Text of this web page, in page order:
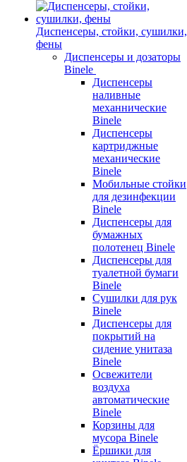
Диспенсеры, стойки, сушилки,
фены
Диспенсеры и дозаторы
Binele
Диспенсеры
наливные
механнические
Binele
Диспенсеры
картриджные
механические
Binele
Мобильные стойки
для дезинфекции
Binele
Диспенсеры для
бумажных
полотенец Binele
Диспенсеры для
туалетной бумаги
Binele
Сушилки для рук
Binele
Диспенсеры для
покрытий на
сидение унитаза
Binele
Освежители
воздуха
автоматические
Binele
Корзины для
мусора Binele
Ёршики для